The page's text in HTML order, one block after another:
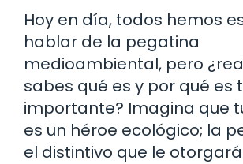
Hoy en día, todos hemos
hablar de la pegatina
medioambiental, pero
sabes qué es y por qué es
importante? Imagina que
es un héroe ecológico; la
el distintivo que le